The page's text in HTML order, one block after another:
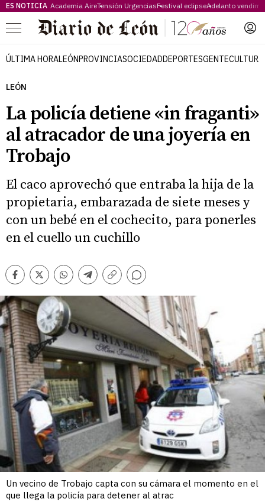
ES NOTICIA Academia AireTensión UrgenciasFestival eclipseAdelanto
Menú
ÚLTIMA HORALEÓNPROVINCIASOCIEDADDEPORTESGENTECULTURA
LEÓN
La policía detiene «in fraganti»
al atracador de una joyería en
Trobajo
El caco aprovechó que entraba la hija de la
propietaria, embarazada de siete meses y
con un bebé en el cochecito, para ponerles
en el cuello un cuchillo
Facebook
TwitterWhatsappTelegram
Copiar
Comentarios
Un vecino de Trobajo capta con su cámara el momento en el
que llega la policía para detener al atrac